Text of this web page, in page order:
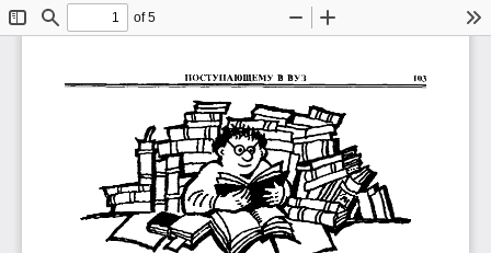
ToggleFind
of 5
Zoom
ПОСТУПАЮЩЕМУ  В  ВУЗ 103